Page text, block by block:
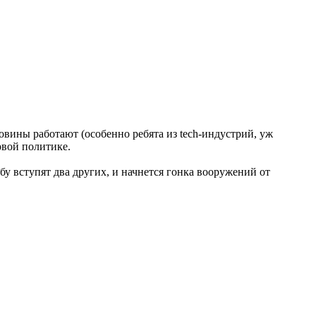
работают (особенно ребята из tech-индустрий, уж
политике.
вступят два других, и начнется гонка вооружений от